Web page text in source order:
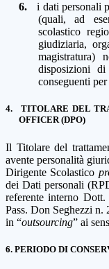
6.
i dati personali
(quali, ad
scolastico
giudiziaria,
magistratura)
disposizioni
conseguenti
4.
TITOLARE DEL
OFFICER (DPO)
Il Titolare del
avente personalità
Dirigente Scolastico
dei Dati personali
referente interno
Pass. Don Seghezzi
in “outsourcing” ai
6. PERIODO DI